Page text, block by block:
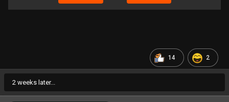
14 2
2 weeks later...